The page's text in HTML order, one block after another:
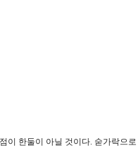
이 한둘이 아닐 것이다. 숟가락으